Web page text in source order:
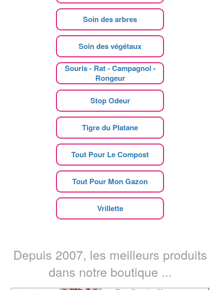
Soin des arbres
Soin des végétaux
Souris - Rat - Campagnol -
Rongeur
Stop Odeur
Tigre du Platane
Tout Pour Le Compost
Tout Pour Mon Gazon
Vrillette
Depuis 2007, les meilleurs produits
dans notre boutique ...